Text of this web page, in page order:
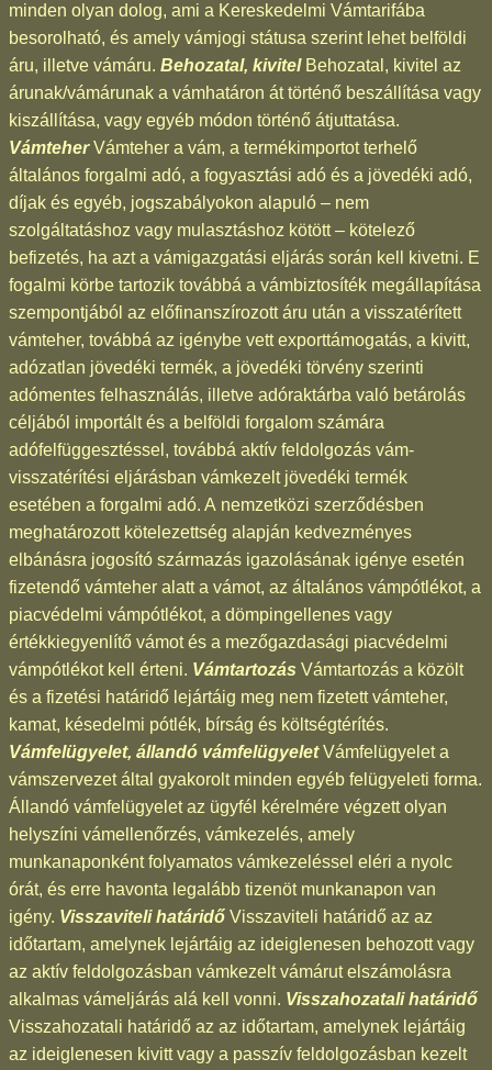
minden olyan dolog, ami a Kereskedelmi Vámtarifába
besorolható, és amely vámjogi státusa szerint lehet belföldi
áru, illetve vámáru. Behozatal, kivitelBehozatal, kivitel az
árunak/vámárunak a vámhatáron át történő beszállítása vagy
kiszállítása, vagy egyéb módon történő átjuttatása.
VámteherVámteher a vám, a termékimportot terhelő
általános forgalmi adó, a fogyasztási adó és a jövedéki adó,
díjak és egyéb, jogszabályokon alapuló – nem
szolgáltatáshoz vagy mulasztáshoz kötött – kötelező
befizetés, ha azt a vámigazgatási eljárás során kell kivetni. E
fogalmi körbe tartozik továbbá a vámbiztosíték megállapítása
szempontjából az előfinanszírozott áru után a visszatérített
vámteher, továbbá az igénybe vett exporttámogatás, a kivitt,
adózatlan jövedéki termék, a jövedéki törvény szerinti
adómentes felhasználás, illetve adóraktárba való betárolás
céljából importált és a belföldi forgalom számára
adófelfüggesztéssel, továbbá aktív feldolgozás vám-
visszatérítési eljárásban vámkezelt jövedéki termék
esetében a forgalmi adó. A nemzetközi szerződésben
meghatározott kötelezettség alapján kedvezményes
elbánásra jogosító származás igazolásának igénye esetén
fizetendő vámteher alatt a vámot, az általános vámpótlékot, a
piacvédelmi vámpótlékot, a dömpingellenes vagy
értékkiegyenlítő vámot és a mezőgazdasági piacvédelmi
vámpótlékot kell érteni. Vámtartozás Vámtartozás a közölt
és a fizetési határidő lejártáig meg nem fizetett vámteher,
kamat, késedelmi pótlék, bírság és költségtérítés.
Vámfelügyelet, állandó vámfelügyeletVámfelügyelet a
vámszervezet által gyakorolt minden egyéb felügyeleti forma.
Állandó vámfelügyelet az ügyfél kérelmére végzett olyan
helyszíni vámellenőrzés, vámkezelés, amely
munkanaponként folyamatos vámkezeléssel eléri a nyolc
órát, és erre havonta legalább tizenöt munkanapon van
igény. Visszaviteli határidő Visszaviteli határidő az az
időtartam, amelynek lejártáig az ideiglenesen behozott vagy
az aktív feldolgozásban vámkezelt vámárut elszámolásra
alkalmas vámeljárás alá kell vonni. Visszahozatali határidő
Visszahozatali határidő az az időtartam, amelynek lejártáig
az ideiglenesen kivitt vagy a passzív feldolgozásban kezelt